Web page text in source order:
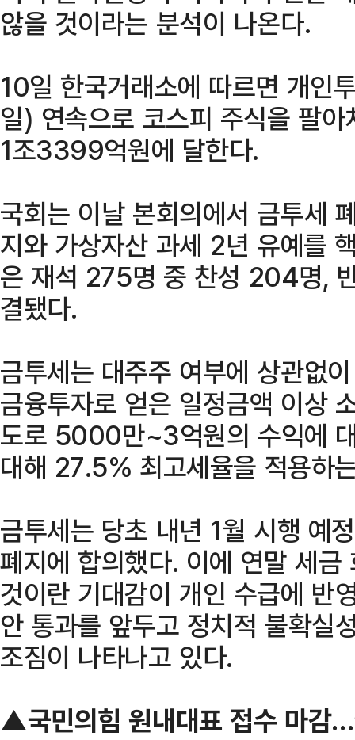
않을 것이라는 분석이 나온다.
10일 한국거래소에 따르면 개인
일) 연속으로 코스피 주식을 팔
1조3399억원에 달한다.
국회는 이날 본회의에서 금투세
지와 가상자산 과세 2년 유예를
은 재석 275명 중 찬성 204명,
결됐다.
금투세는 대주주 여부에 상관없
금융투자로 얻은 일정금액 이상
도로 5000만~3억원의 수익에
대해 27.5% 최고세율을 적용하
금투세는 당초 내년 1월 시행 예
폐지에 합의했다. 이에 연말 세
것이란 기대감이 개인 수급에 반
안 통과를 앞두고 정치적 불확실
조짐이 나타나고 있다.
▲국민의힘 원내대표 접수 마감…